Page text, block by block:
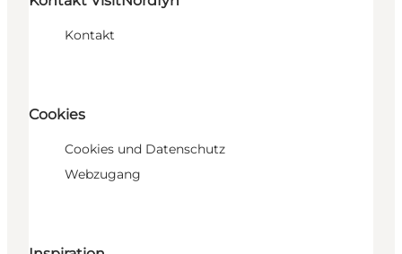
Kontakt
Cookies
Cookies und Datenschutz
Webzugang